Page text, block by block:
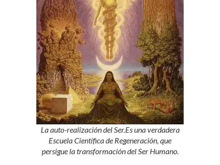
La auto-realización del Ser.Es una verdadera
Escuela Científica de Regeneración, que
persigue la transformación del Ser Humano.